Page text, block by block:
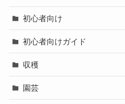
初心者向け
初心者向けガイド
収穫
園芸